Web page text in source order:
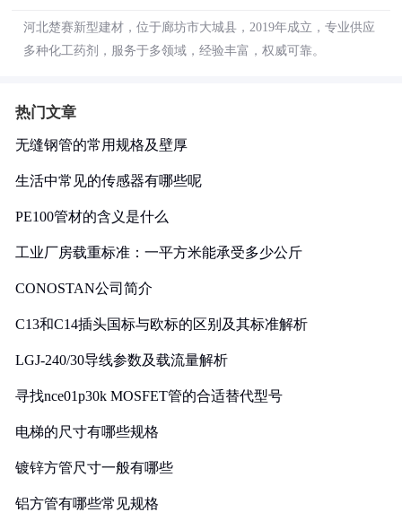
河北楚赛新型建材，位于廊坊市大城县，2019年成立，专业供应
多种化工药剂，服务于多领域，经验丰富，权威可靠。
热门文章
无缝钢管的常用规格及壁厚
生活中常见的传感器有哪些呢
PE100管材的含义是什么
工业厂房载重标准：一平方米能承受多少公斤
CONOSTAN公司简介
C13和C14插头国标与欧标的区别及其标准解析
LGJ-240/30导线参数及载流量解析
寻找nce01p30k MOSFET管的合适替代型号
电梯的尺寸有哪些规格
镀锌方管尺寸一般有哪些
铝方管有哪些常见规格